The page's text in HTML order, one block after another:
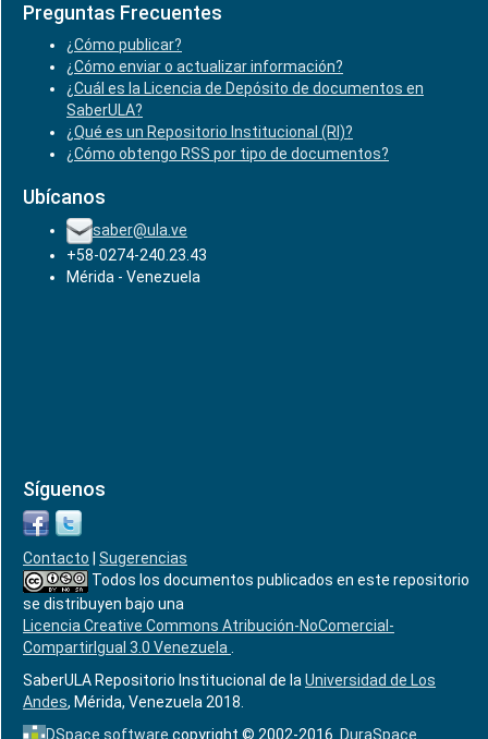
Preguntas Frecuentes
¿Cómo publicar?
¿Cómo enviar o actualizar información?
¿Cuál es la Licencia de Depósito de documentos en
SaberULA?
¿Qué es un Repositorio Institucional (RI)?
¿Cómo obtengo RSS por tipo de documentos?
Ubícanos
saber@ula.ve
+58-0274-240.23.43
Mérida - Venezuela
Síguenos
Contacto
Sugerencias
Todos los documentos publicados en este repositorio
se distribuyen bajo una
Licencia Creative Commons Atribución-NoComercial-
CompartirIgual 3.0 Venezuela
SaberULA Repositorio Institucional de la Universidad de Los
Andes, Mérida, Venezuela 2018.
DSpace software copyright © 2002-2016 DuraSpace